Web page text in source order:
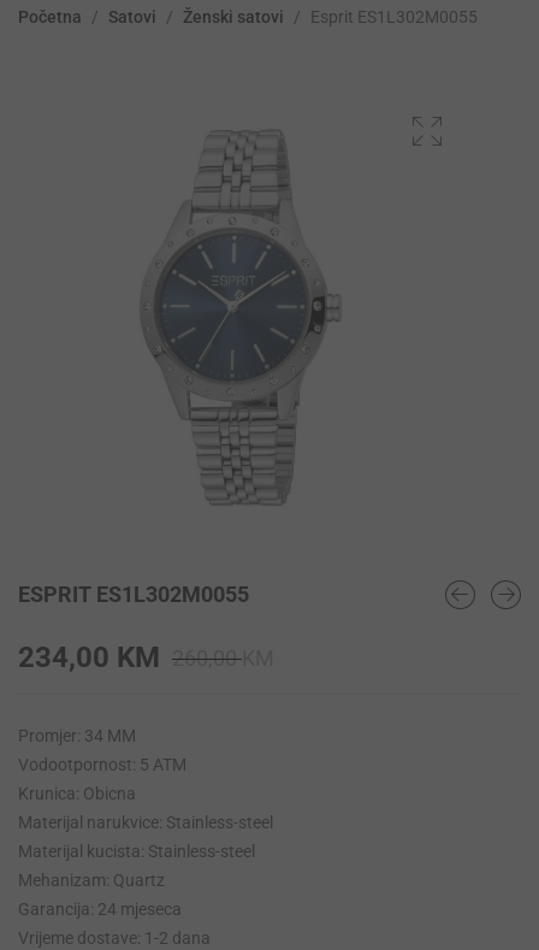
Početna / Satovi / Ženski satovi / Esprit ES1L302M0055
ESPRIT ES1L302M0055
260,00
234,00 KM
Promjer: 34 MM
Vodootpornost: 5 ATM
Krunica: Obicna
Materijal narukvice: Stainless-steel
Materijal kucista: Stainless-steel
Mehanizam: Quartz
Garancija: 24 mjeseca
Vrijeme dostave: 1-2 dana